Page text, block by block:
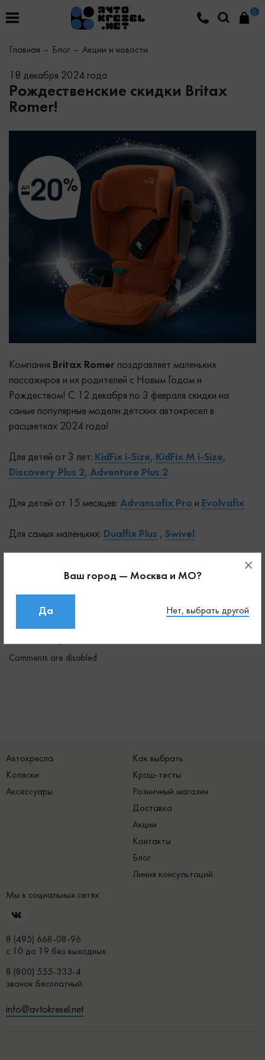
Ваш город — Москва и МО?
Да Нет, выбрать другой
×
0
Главная Блог Акции и новости
18 декабря 2024 года
Рождественские скидки Britax
Romer!
Компания Britax Romer поздравляет маленьких
пассажиров и их родителей с Новым Годом и
Рождеством! С 12 декабря по 3 февраля скидки на
самые популярные модели детских автокресел в
расцветках 2024 года!
Для детей от 3 лет: KidFix i-Size, KidFix M i-Size,
Discovery Plus 2, Adventure Plus 2
Для детей от 15 месяцев: Advansafix Pro и Evolvafix
Для самых маленьких: Dualfix Plus , Swivel
быстрой доставкой или примерить и забрать в нашем
магазине на ул. Мневники 10к1.
Comments are disabled
Автокресла
Коляски
Аксессуары
Как выбрать
Краш-тесты
Розничный магазин
Доставка
Акции
Контакты
Блог
Линия консультаций
Мы в социальных сетях:
8 (495) 668-08-96
с 10 до 19 без выходных
8 (800) 555-333-4
звонок бесплатный
info@avtokresel.net